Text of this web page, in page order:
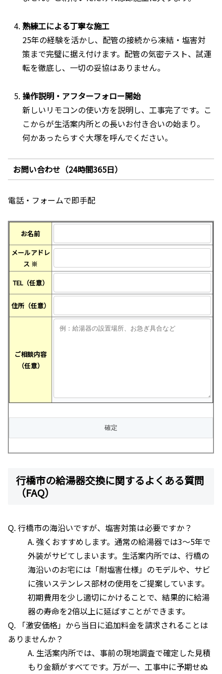
熟練工による丁寧な施工
25年の経験を活かし、配管の接続から凍結・塩害対
策まで完璧に据え付けます。配管の気密テスト、試運
転を徹底し、一切の妥協はありません。
操作説明・アフターフォロー開始
新しいリモコンの使い方を説明し、工事完了です。こ
こからが生活案内所との長いお付き合いの始まり。
何かあったらすぐ大塚を呼んでください。
お問い合わせ（24時間365日）
電話・フォームで即手配
お名前
メールアドレ
ス ※
TEL（任意）
住所（任意）
ご相談内容
（任意）
行橋市の給湯器交換に関するよくある質問
（FAQ）
Q. 行橋市の海沿いですが、塩害対策は必要ですか？
A. 強くおすすめします。通常の給湯器では3〜5年で
外装がサビてしまいます。生活案内所では、行橋の
海沿いのお宅には「耐塩害仕様」のモデルや、サビ
に強いステンレス部材の使用をご提案しています。
初期費用を少し適切にかけることで、結果的に給湯
器の寿命を2倍以上に延ばすことができます。
Q. 「激安価格」から当日に追加料金を請求されることは
ありませんか？
A. 生活案内所では、事前の現地調査で確定した見積
もり金額がすべてです。万が一、工事中に予期せぬ